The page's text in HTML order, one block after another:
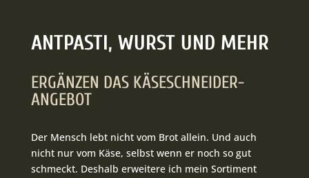
ANTPASTI, WURST UND MEHR
ERGÄNZEN DAS KÄSESCHNEIDER-
ANGEBOT
Der Mensch lebt nicht vom Brot allein. Und auch
nicht nur vom Käse, selbst wenn er noch so gut
schmeckt. Deshalb erweitere ich mein Sortiment